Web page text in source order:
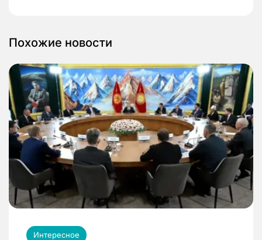
Похожие новости
Интересное